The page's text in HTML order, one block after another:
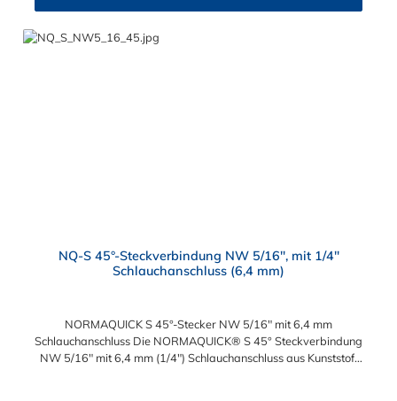
Steckverbindung hat einen Winkel von 90°.
NQ-S 45°-Steckverbindung NW 5/16", mit 1/4"
Schlauchanschluss (6,4 mm)
NORMAQUICK S 45°-Stecker NW 5/16" mit 6,4 mm
Schlauchanschluss Die NORMAQUICK® S 45° Steckverbindung
NW 5/16" mit 6,4 mm (1/4") Schlauchanschluss aus Kunststoff